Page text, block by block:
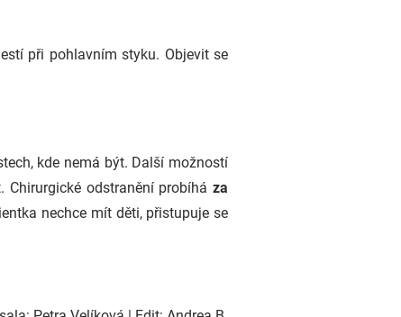
při pohlavním styku. Objevit se
kde nemá být. Další možností
Chirurgické odstranění probíháza
nechce mít děti, přistupuje se